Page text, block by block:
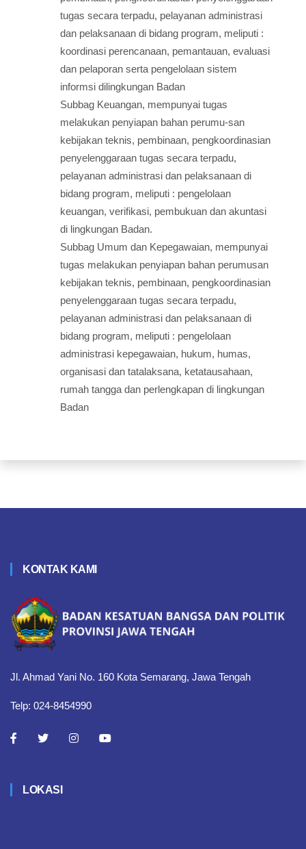
tugas secara terpadu, pelayanan administrasi
dan pelaksanaan di bidang program, meliputi :
koordinasi perencanaan, pemantauan, evaluasi
dan pelaporan serta pengelolaan sistem
informsi dilingkungan Badan
Subbag Keuangan, mempunyai tugas
melakukan penyiapan bahan perumu-san
kebijakan teknis, pembinaan, pengkoordinasian
penyelenggaraan tugas secara terpadu,
pelayanan administrasi dan pelaksanaan di
bidang program, meliputi : pengelolaan
keuangan, verifikasi, pembukuan dan akuntasi
di lingkungan Badan.
Subbag Umum dan Kepegawaian, mempunyai
tugas melakukan penyiapan bahan perumusan
kebijakan teknis, pembinaan, pengkoordinasian
penyelenggaraan tugas secara terpadu,
pelayanan administrasi dan pelaksanaan di
bidang program, meliputi : pengelolaan
administrasi kepegawaian, hukum, humas,
organisasi dan tatalaksana, ketatausahaan,
rumah tangga dan perlengkapan di lingkungan
Badan
KONTAK KAMI
Jl. Ahmad Yani No. 160 Kota Semarang, Jawa Tengah
Telp: 024-8454990
LOKASI